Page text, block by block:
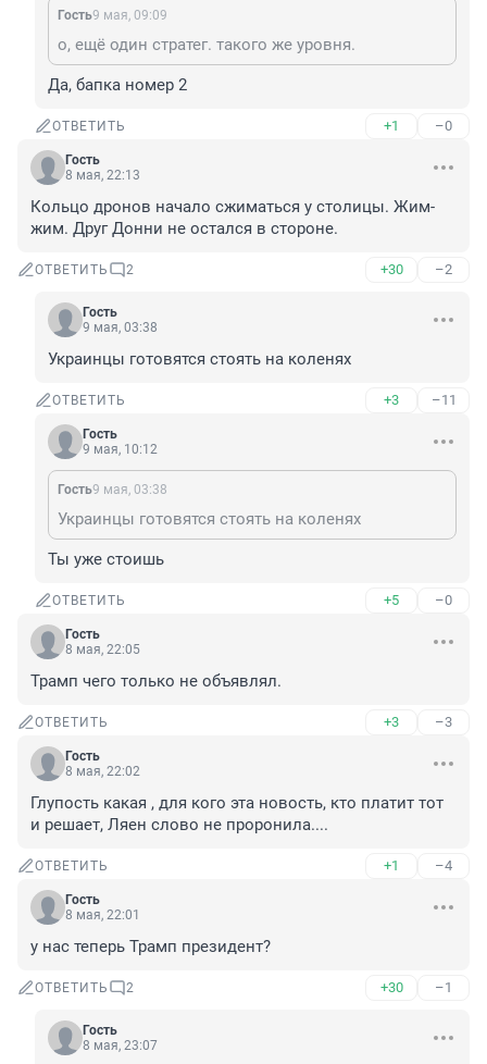
Гость9 мая, 09:09
о, ещё один стратег. такого же уровня.
Да, бапка номер 2
ОТВЕТИТЬ +1 –0
Гость
8 мая, 22:13
Кольцо дронов начало сжиматься у столицы. Жим-
жим. Друг Донни не остался в стороне.
ОТВЕТИТЬ 2 +30 –2
Гость
9 мая, 03:38
Украинцы готовятся стоять на коленях
ОТВЕТИТЬ +3 –11
Гость
9 мая, 10:12
Гость9 мая, 03:38
Украинцы готовятся стоять на коленях
Ты уже стоишь
ОТВЕТИТЬ +5 –0
Гость
8 мая, 22:05
Трамп чего только не объявлял.
ОТВЕТИТЬ +3 –3
Гость
8 мая, 22:02
Глупость какая , для кого эта новость, кто платит тот
и решает, Ляен слово не проронила....
ОТВЕТИТЬ +1 –4
Гость
8 мая, 22:01
у нас теперь Трамп президент?
ОТВЕТИТЬ 2 +30 –1
Гость
8 мая, 23:07